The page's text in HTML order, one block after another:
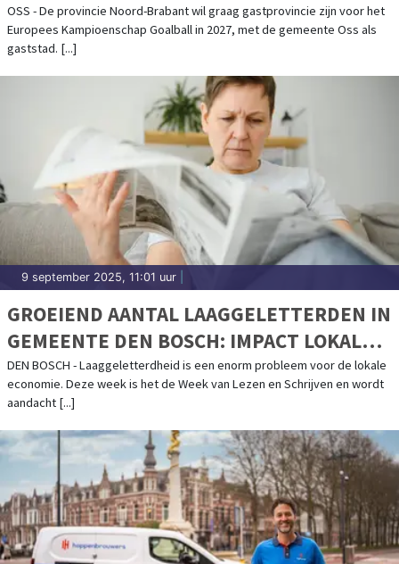
OSS - De provincie Noord-Brabant wil graag gastprovincie zijn voor het
Europees Kampioenschap Goalball in 2027, met de gemeente Oss als
gaststad. [...]
9 september 2025, 11:01 uur
GROEIEND AANTAL LAAGGELETTERDEN IN
GEMEENTE DEN BOSCH: IMPACT LOKALE
ECONOMIE ENORM
DEN BOSCH - Laaggeletterdheid is een enorm probleem voor de lokale
economie. Deze week is het de Week van Lezen en Schrijven en wordt
aandacht [...]